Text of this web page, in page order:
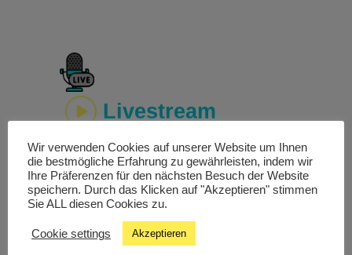
Livestream
Studiochat
Songfinder
Wir verwenden Cookies auf unserer Website um Ihnen
die bestmögliche Erfahrung zu gewährleisten, indem wir
Ihre Präferenzen für den nächsten Besuch der Website
speichern. Durch das Klicken auf "Akzeptieren" stimmen
Sie ALL diesen Cookies zu.
Cookie settings Akzeptieren